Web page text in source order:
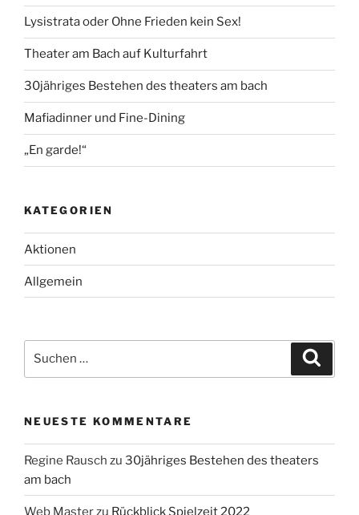
Lysistrata oder Ohne Frieden kein Sex!
Theater am Bach auf Kulturfahrt
30jähriges Bestehen des theaters am bach
Mafiadinner und Fine-Dining
„En garde!“
KATEGORIEN
Aktionen
Allgemein
nach:
NEUESTE KOMMENTARE
Regine Rausch zu 30jähriges Bestehen des theaters
am bach
Web Masterzu Rückblick Spielzeit 2022